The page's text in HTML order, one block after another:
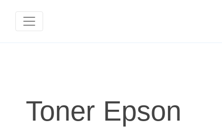
Toner Epson